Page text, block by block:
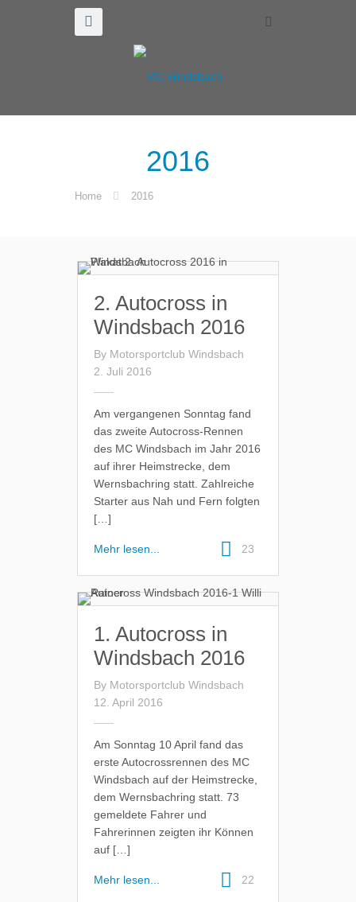
2016
Home 2016
2. Autocross in
Windsbach 2016
By Motorsportclub Windsbach
2. Juli 2016
Am vergangenen Sonntag fand
das zweite Autocross-Rennen
des MC Windsbach im Jahr 2016
auf ihrer Heimstrecke, dem
Wernsbachring statt. Zahlreiche
Starter aus Nah und Fern folgten
[…]
Mehr lesen... 23
1. Autocross in
Windsbach 2016
By Motorsportclub Windsbach
12. April 2016
Am Sonntag 10 April fand das
erste Autocrossrennen des MC
Windsbach auf der Heimstrecke,
dem Wernsbachring statt. 73
gemeldete Fahrer und
Fahrerinnen zeigten ihr Können
auf […]
Mehr lesen... 22